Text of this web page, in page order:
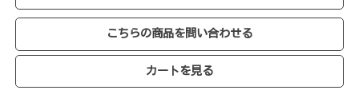
こちらの商品を問い合わせる
カートを見る